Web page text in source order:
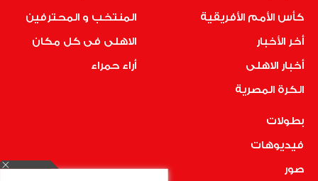
كأس الأمم الأفريقية
أخر الأخبار
أخبار الاهلى
الكرة المصرية
المنتخب و المحترفين
الاهلى فى كل مكان
أراء حمراء
بطولات
فيديوهات
صور